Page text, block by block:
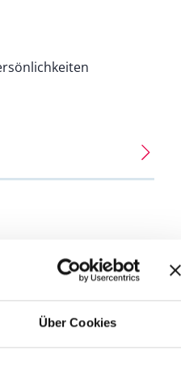
Über Cookies
die Zeit